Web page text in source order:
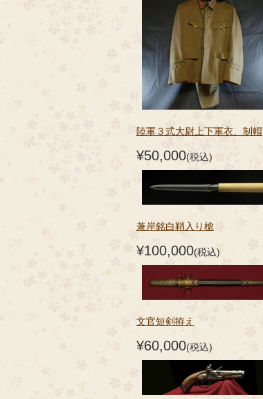
陸軍３式大尉上下軍衣、制帽
¥50,000(税込)
兼岸銘白鞘入り槍
¥100,000(税込)
文官短剣拵え
¥60,000(税込)